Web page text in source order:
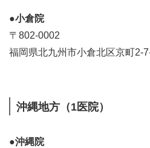
●小倉院
〒802-0002
福岡県北九州市小倉北区京町2-
沖縄地方（1医院）
●沖縄院